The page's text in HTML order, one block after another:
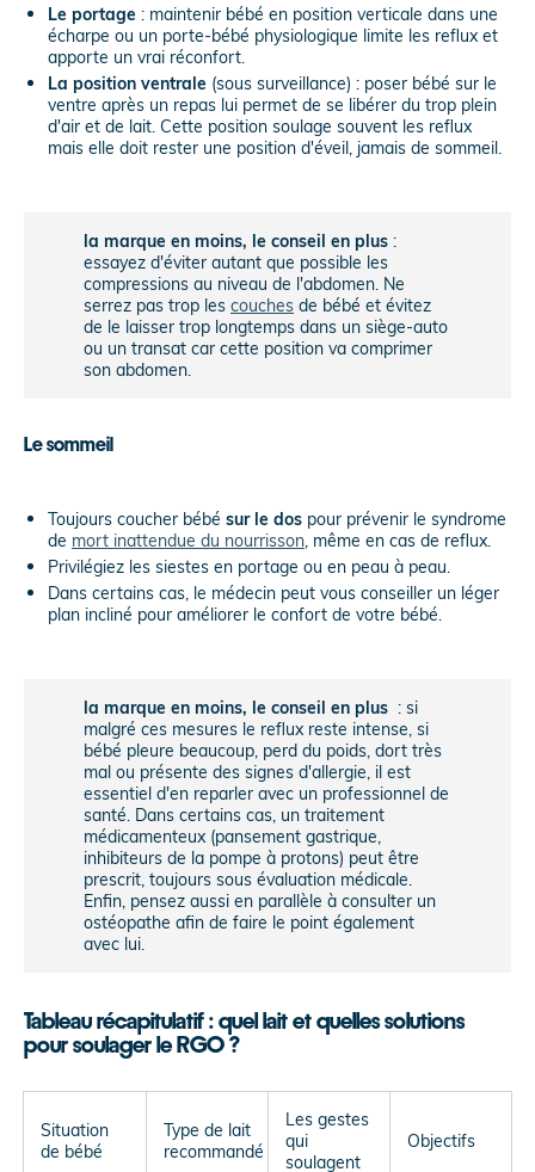
Le portage : maintenir bébé en position verticale dans une
écharpe ou un porte-bébé physiologique limite les reflux et
apporte un vrai réconfort.
La position ventrale (sous surveillance) : poser bébé sur le
ventre après un repas lui permet de se libérer du trop plein
d'air et de lait. Cette position soulage souvent les reflux
mais elle doit rester une position d'éveil, jamais de sommeil.
la marque en moins, le conseil en plus :
essayez d'éviter autant que possible les
compressions au niveau de l'abdomen. Ne
serrez pas trop les couches de bébé et évitez
de le laisser trop longtemps dans un siège-auto
ou un transat car cette position va comprimer
son abdomen.
Le sommeil
Toujours coucher bébé sur le dos pour prévenir le syndrome
de mort inattendue du nourrisson, même en cas de reflux.
Privilégiez les siestes en portage ou en peau à peau.
Dans certains cas, le médecin peut vous conseiller un léger
plan incliné pour améliorer le confort de votre bébé.
la marque en moins, le conseil en plus : si
malgré ces mesures le reflux reste intense, si
bébé pleure beaucoup, perd du poids, dort très
mal ou présente des signes d'allergie, il est
essentiel d'en reparler avec un professionnel de
santé. Dans certains cas, un traitement
médicamenteux (pansement gastrique,
inhibiteurs de la pompe à protons) peut être
prescrit, toujours sous évaluation médicale.
Enfin, pensez aussi en parallèle à consulter un
ostéopathe afin de faire le point également
avec lui.
Tableau récapitulatif : quel lait et quelles solutions
pour soulager le RGO ?
Situation
de bébé
Type de lait
recommandé
Les gestes
qui
soulagent
Objectifs